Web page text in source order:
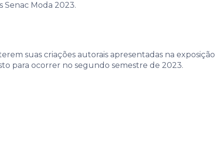
Senac Moda 2023.
suas criações autorais apresentadas na exposição
para ocorrer no segundo semestre de 2023.